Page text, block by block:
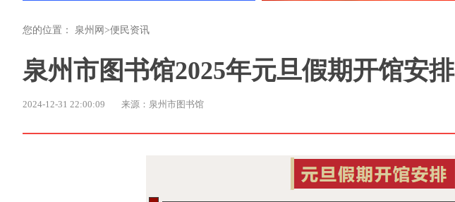
您的位置： 泉州网 >便民资讯
泉州市图书馆2025年元旦假期开馆安排
2024-12-31 22:00:09 来源：泉州市图书馆